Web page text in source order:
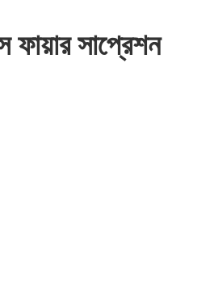
ফায়ার সাপ্রেশন